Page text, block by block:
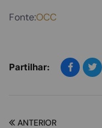
Fonte:OCC
Partilhar:
ANTERIOR